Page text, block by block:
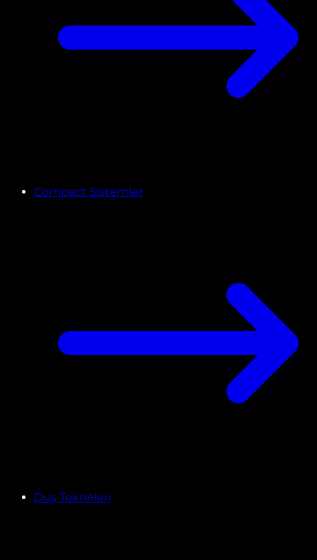
Compact Sistemler
Duş Tekneleri